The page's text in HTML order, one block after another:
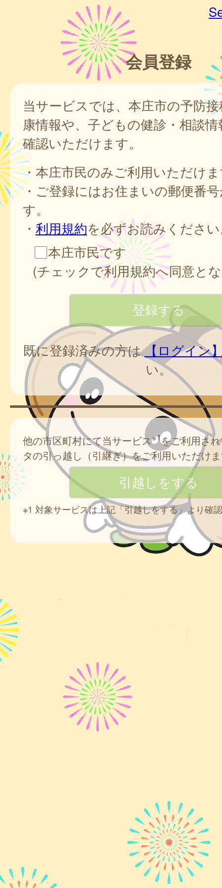
会員登録
当サービスでは、本庄市の予防
康情報や、子どもの健診・相談
確認いただけます。
・本庄市民のみご利用いただけ
・ご登録にはお住まいの郵便番
す。
・ 利用規約を必ずお読みくださ
本庄市民です
(チェックで利用規約へ同意と
既に登録済みの方は【ログイン
い。
他の市区町村にて当サービス※1をご利用さ
タの引っ越し（引継ぎ）をご利用いただけ
※1 対象サービスは上記「引越しをする」より確